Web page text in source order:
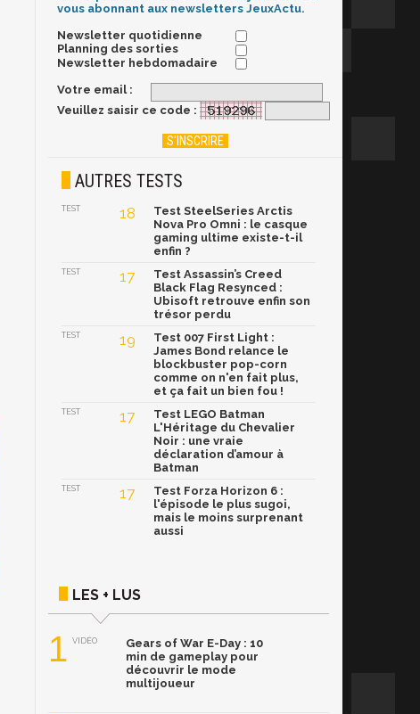
vous abonnant aux newsletters JeuxActu.
Newsletter quotidienne
Planning des sorties
Newsletter hebdomadaire
Votre email :
Veuillez saisir ce code :
AUTRES TESTS
TEST 18
Test SteelSeries Arctis
Nova Pro Omni : le casque
gaming ultime existe-t-il
enfin ?
TEST 17
Test Assassin’s Creed
Black Flag Resynced :
Ubisoft retrouve enfin son
trésor perdu
TEST 19
Test 007 First Light :
James Bond relance le
blockbuster pop-corn
comme on n'en fait plus,
et ça fait un bien fou !
TEST 17
Test LEGO Batman
L'Héritage du Chevalier
Noir : une vraie
déclaration d’amour à
Batman
TEST 17
Test Forza Horizon 6 :
l'épisode le plus sugoi,
mais le moins surprenant
aussi
LES + LUS
1 VIDÉO
Gears of War E-Day : 10
min de gameplay pour
découvrir le mode
multijoueur